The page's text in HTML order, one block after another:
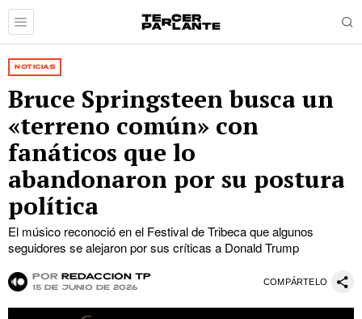
NOTICIAS
Bruce Springsteen busca un
«terreno común» con
fanáticos que lo
abandonaron por su postura
política
El músico reconoció en el Festival de Tribeca que algunos
seguidores se alejaron por sus críticas a Donald Trump
por Redacción TP
15 de junio de 2026
COMPÁRTELO